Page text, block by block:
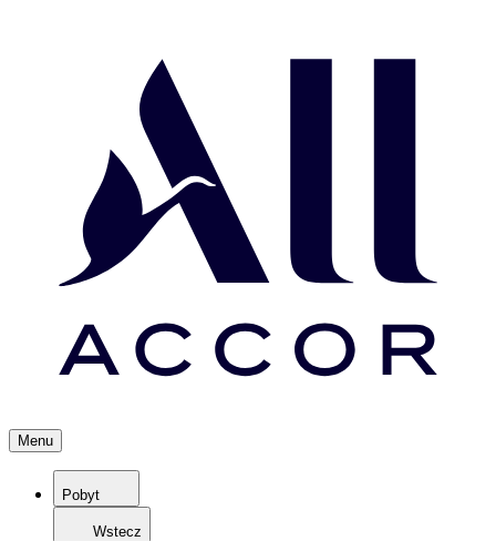
Menu
Pobyt
Wstecz